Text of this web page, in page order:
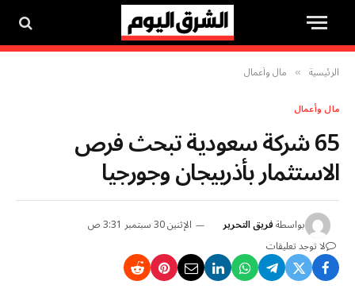
الرئيسية » مال وأعمال
مال وأعمال
65 شركة سعودية تبحث فرص
الاستثمار بأذربيجان وجورجيا
بواسطةفريق التحرير
الإثنين 30 سبتمبر 3:31 ص
لا توجد تعليقات